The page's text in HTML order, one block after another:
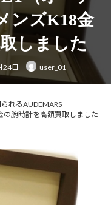
ンズK18金
しました
24日 user_01
れるAUDEMARS
の腕時計を高額買取しました